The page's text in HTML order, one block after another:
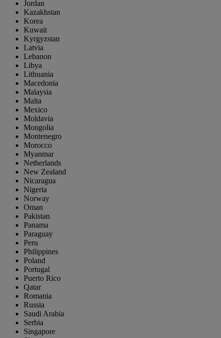
Jordan
Kazakhstan
Korea
Kuwait
Kyrgyzstan
Latvia
Lebanon
Libya
Lithuania
Macedonia
Malaysia
Malta
Mexico
Moldavia
Mongolia
Montenegro
Morocco
Myanmar
Netherlands
New Zealand
Nicaragua
Nigeria
Norway
Oman
Pakistan
Panama
Paraguay
Peru
Philippines
Poland
Portugal
Puerto Rico
Qatar
Romania
Russia
Saudi Arabia
Serbia
Singapore